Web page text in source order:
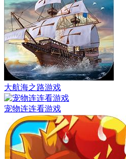
大航海之路游戏
宠物连连看游戏